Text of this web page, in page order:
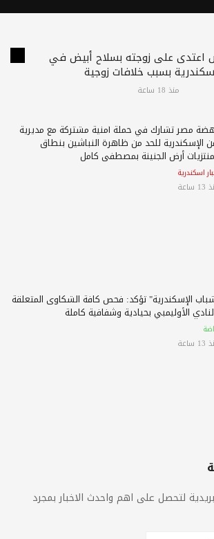
على زوجته بسلاح أبيض في
بسبب خلافات زوجية
منذ 18 ساعة
مصر تشارك في حملة أمنية مشتركة مع مديرية
الإسكندرية للحد من ظاهرة النباشين بنطاق
أرض الجنينة بمصطفى كامل
اسكندرية
الإسكندرية" تؤكد: فحص كافة الشكاوى المتعلقة
الأوليمبي بحيادية وشفافية كاملة
لتحصل على اهم واحدث الاخبار بمجرد